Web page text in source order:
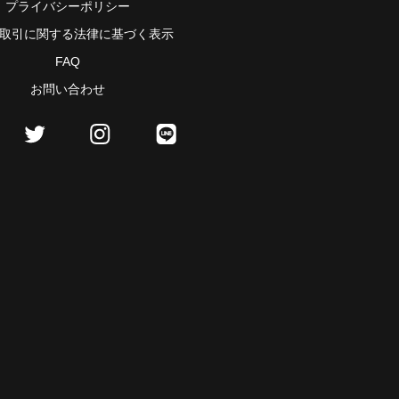
プライバシーポリシー
引に関する法律に基づく表示
FAQ
お問い合わせ